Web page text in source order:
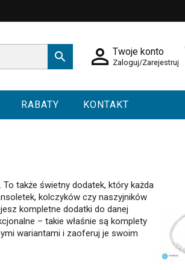
  Twoje konto
Zaloguj/Zarejestruj
RABATY KONTAKT
także świetny dodatek, który każda
kolczyków czy naszyjników
kompletne dodatki do danej
– takie właśnie są komplety
wariantami i zaoferuj je swoim